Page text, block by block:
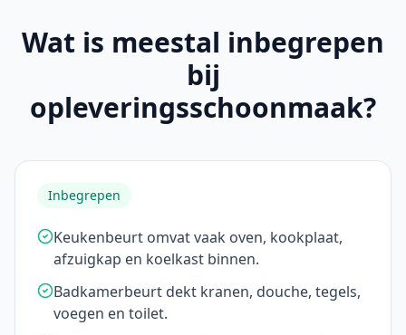
Wat is meestal inbegrepen
bij
opleveringsschoonmaak?
Inbegrepen
Keukenbeurt omvat vaak oven, kookplaat,
afzuigkap en koelkast binnen.
Badkamerbeurt dekt kranen, douche, tegels,
voegen en toilet.